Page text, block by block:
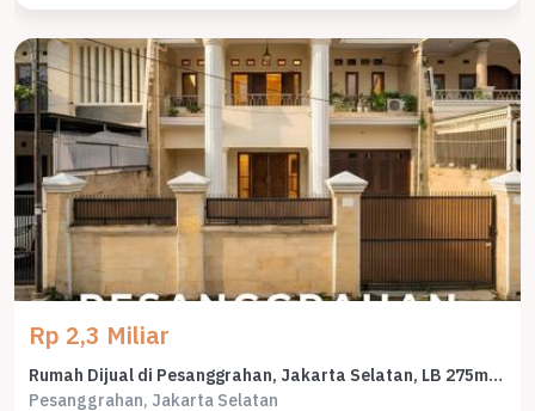
Rp 2,3 Miliar
Rumah Dijual di Pesanggrahan, Jakarta Selatan, LB 275m², Harga Terbaik!
Pesanggrahan, Jakarta Selatan